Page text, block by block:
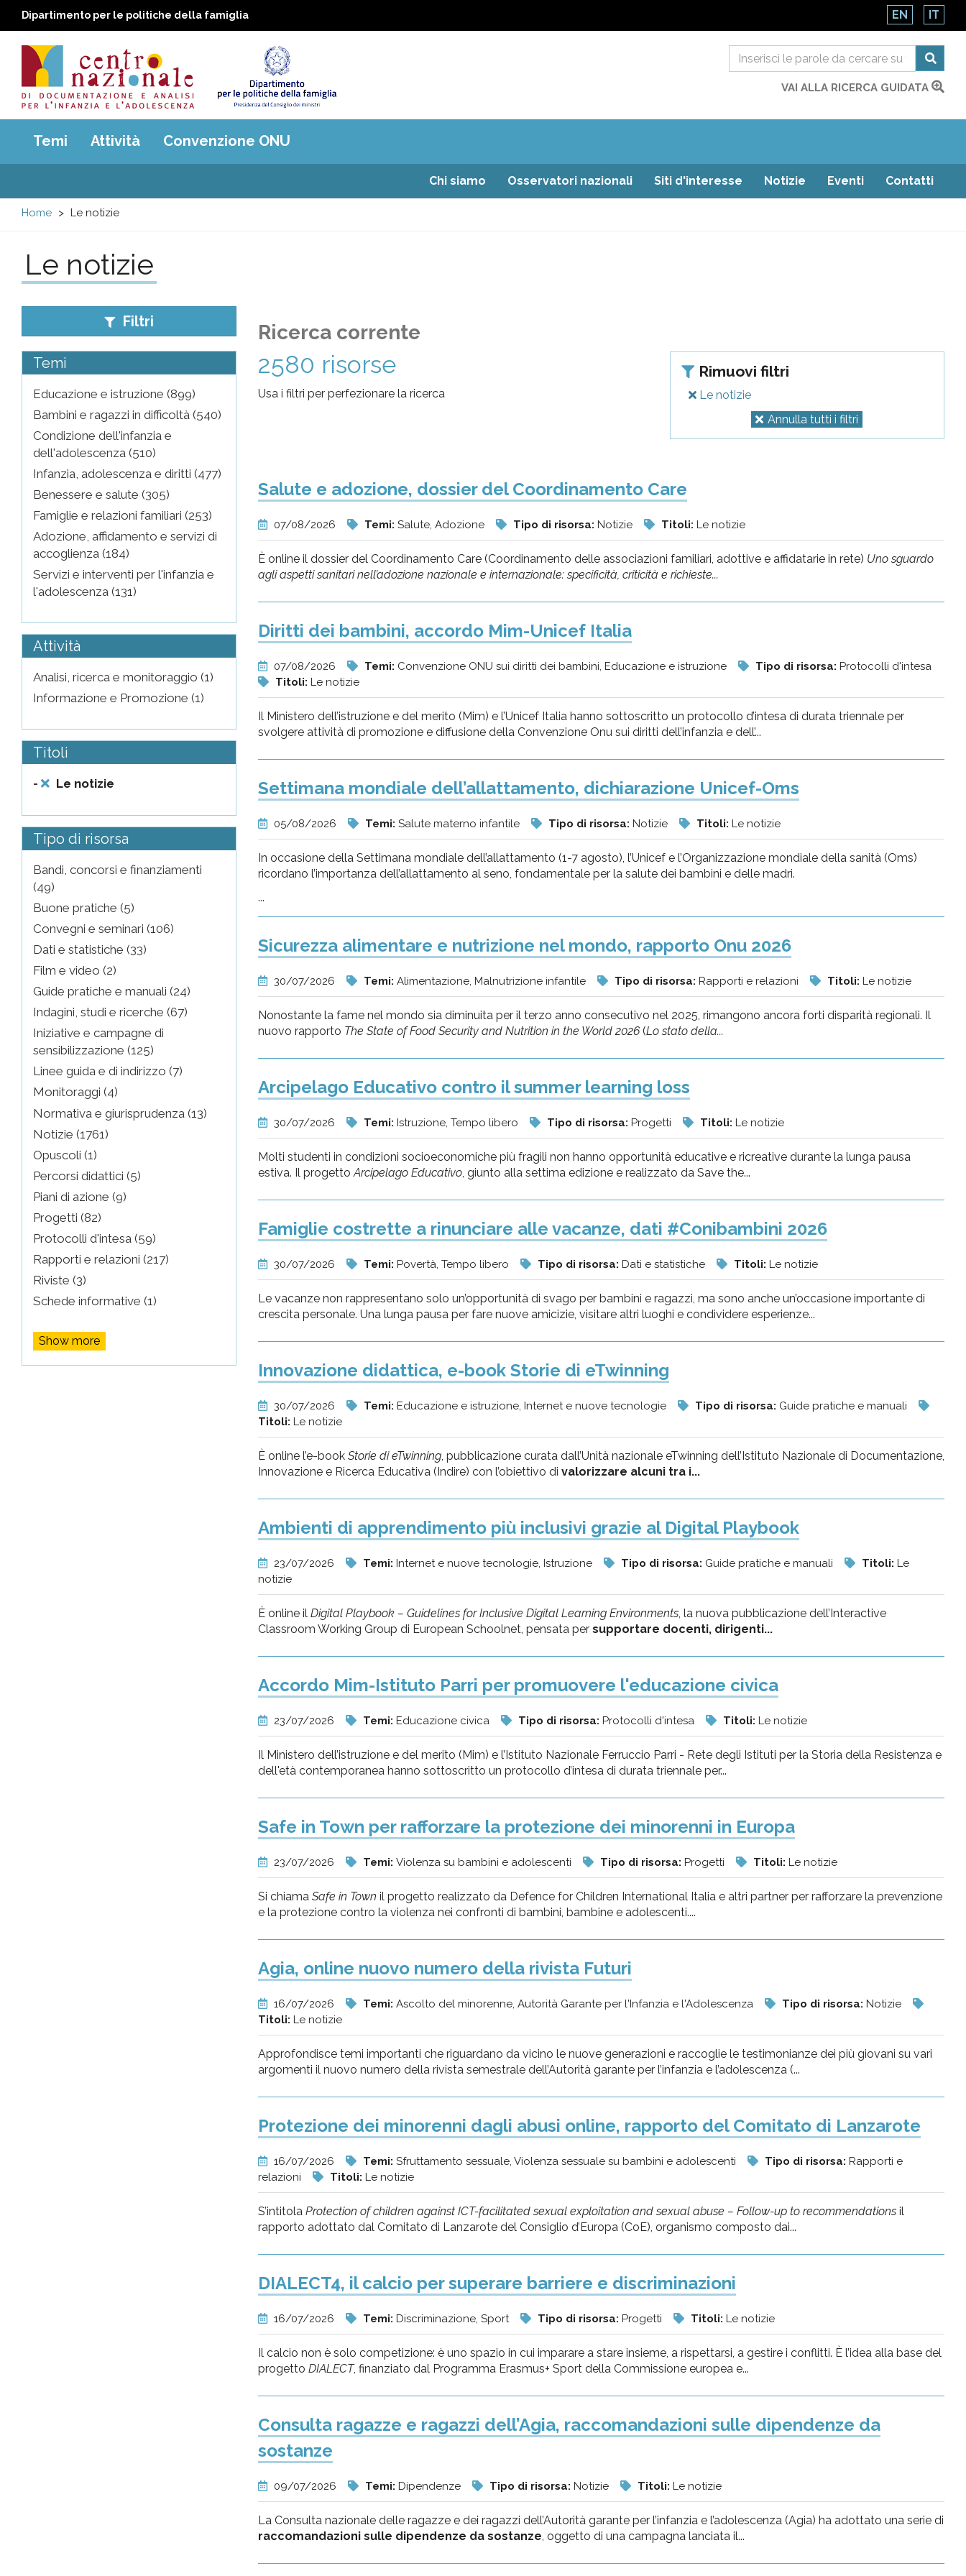
Dipartimento per le politiche della famiglia EN IT
Centro
nazionale
di
e
analisi
pr
l'infanzia
e
l'adolescenza
VAI ALLA RICERCA GUIDATA
Main
menu
Temi Attività Convenzione ONU
Chi siamo Osservatori nazionali Siti d'interesse Notizie Eventi Contatti
Home Le notizie
Le notizie
Filtri
Temi
Educazione e istruzione (899)
Bambini e ragazzi in difficoltà (540)
Condizione dell'infanzia e
dell'adolescenza (510)
Infanzia, adolescenza e diritti (477)
Benessere e salute (305)
Famiglie e relazioni familiari (253)
Adozione, affidamento e servizi di
accoglienza (184)
Servizi e interventi per l'infanzia e
l'adolescenza (131)
Attività
Analisi, ricerca e monitoraggio (1)
Informazione e Promozione (1)
Titoli
- Le notizie
Tipo di risorsa
Bandi, concorsi e finanziamenti
(49)
Buone pratiche (5)
Convegni e seminari (106)
Dati e statistiche (33)
Film e video (2)
Guide pratiche e manuali (24)
Indagini, studi e ricerche (67)
Iniziative e campagne di
sensibilizzazione (125)
Linee guida e di indirizzo (7)
Monitoraggi (4)
Normativa e giurisprudenza (13)
Notizie (1761)
Opuscoli (1)
Percorsi didattici (5)
Piani di azione (9)
Progetti (82)
Protocolli d'intesa (59)
Rapporti e relazioni (217)
Riviste (3)
Schede informative (1)
Show more
Ricerca corrente
2580 risorse
Usa i filtri per perfezionare la ricerca
Rimuovi filtri
Le notizie
Annulla tutti i filtri
Salute e adozione, dossier del Coordinamento Care
07/08/2026 Temi: Salute, Adozione Tipo di risorsa: Notizie Titoli: Le notizie
È online il dossier del Coordinamento Care (Coordinamento delle associazioni familiari, adottive e affidatarie in rete) Uno sguardo
agli aspetti sanitari nell’adozione nazionale e internazionale: specificità, criticità e richieste...
Diritti dei bambini, accordo Mim-Unicef Italia
07/08/2026 Temi: Convenzione ONU sui diritti dei bambini, Educazione e istruzione Tipo di risorsa: Protocolli d'intesa
Titoli: Le notizie
Il Ministero dell’istruzione e del merito (Mim) e l’Unicef Italia hanno sottoscritto un protocollo d’intesa di durata triennale per
svolgere attività di promozione e diffusione della Convenzione Onu sui diritti dell’infanzia e dell’...
Settimana mondiale dell’allattamento, dichiarazione Unicef-Oms
05/08/2026 Temi: Salute materno infantile Tipo di risorsa: Notizie Titoli: Le notizie
In occasione della Settimana mondiale dell’allattamento (1-7 agosto), l’Unicef e l’Organizzazione mondiale della sanità (Oms)
ricordano l’importanza dell’allattamento al seno, fondamentale per la salute dei bambini e delle madri.
...
Sicurezza alimentare e nutrizione nel mondo, rapporto Onu 2026
30/07/2026 Temi: Alimentazione, Malnutrizione infantile Tipo di risorsa: Rapporti e relazioni Titoli: Le notizie
Nonostante la fame nel mondo sia diminuita per il terzo anno consecutivo nel 2025, rimangono ancora forti disparità regionali. Il
nuovo rapporto The State of Food Security and Nutrition in the World 2026(Lo stato della...
Arcipelago Educativo contro il summer learning loss
30/07/2026 Temi: Istruzione, Tempo libero Tipo di risorsa: Progetti Titoli: Le notizie
Molti studenti in condizioni socioeconomiche più fragili non hanno opportunità educative e ricreative durante la lunga pausa
estiva. Il progetto Arcipelago Educativo, giunto alla settima edizione e realizzato da Save the...
Famiglie costrette a rinunciare alle vacanze, dati #Conibambini 2026
30/07/2026 Temi: Povertà, Tempo libero Tipo di risorsa: Dati e statistiche Titoli: Le notizie
Le vacanze non rappresentano solo un’opportunità di svago per bambini e ragazzi, ma sono anche un’occasione importante di
crescita personale. Una lunga pausa per fare nuove amicizie, visitare altri luoghi e condividere esperienze...
Innovazione didattica, e-book Storie di eTwinning
30/07/2026 Temi: Educazione e istruzione, Internet e nuove tecnologie Tipo di risorsa: Guide pratiche e manuali
Titoli: Le notizie
È online l’e-book Storie di eTwinning, pubblicazione curata dall’Unità nazionale eTwinning dell’Istituto Nazionale di Documentazione,
Innovazione e Ricerca Educativa (Indire) con l’obiettivo di valorizzare alcuni tra i...
Ambienti di apprendimento più inclusivi grazie al Digital Playbook
23/07/2026 Temi: Internet e nuove tecnologie, Istruzione Tipo di risorsa: Guide pratiche e manuali Titoli: Le
notizie
È online il Digital Playbook – Guidelines for Inclusive Digital Learning Environments, la nuova pubblicazione dell’Interactive
Classroom Working Group di European Schoolnet, pensata per supportare docenti, dirigenti...
Accordo Mim-Istituto Parri per promuovere l'educazione civica
23/07/2026 Temi: Educazione civica Tipo di risorsa: Protocolli d'intesa Titoli: Le notizie
Il Ministero dell’istruzione e del merito (Mim) e l’Istituto Nazionale Ferruccio Parri - Rete degli Istituti per la Storia della Resistenza e
dell'età contemporanea hanno sottoscritto un protocollo d’intesa di durata triennale per...
Safe in Town per rafforzare la protezione dei minorenni in Europa
23/07/2026 Temi: Violenza su bambini e adolescenti Tipo di risorsa: Progetti Titoli: Le notizie
Si chiama Safe in Town il progetto realizzato da Defence for Children International Italia e altri partner per rafforzare la prevenzione
e la protezione contro la violenza nei confronti di bambini, bambine e adolescenti....
Agia, online nuovo numero della rivista Futuri
16/07/2026 Temi: Ascolto del minorenne, Autorità Garante per l'Infanzia e l'Adolescenza Tipo di risorsa: Notizie
Titoli: Le notizie
Approfondisce temi importanti che riguardano da vicino le nuove generazioni e raccoglie le testimonianze dei più giovani su vari
argomenti il nuovo numero della rivista semestrale dell’Autorità garante per l’infanzia e l’adolescenza (...
Protezione dei minorenni dagli abusi online, rapporto del Comitato di Lanzarote
16/07/2026 Temi: Sfruttamento sessuale, Violenza sessuale su bambini e adolescenti Tipo di risorsa: Rapporti e
relazioni
Titoli: Le notizie
S’intitola Protection of children against ICT-facilitated sexual exploitation and sexual abuse – Follow-up to recommendationsil
rapporto adottato dal Comitato di Lanzarote del Consiglio d’Europa (CoE), organismo composto dai...
DIALECT4, il calcio per superare barriere e discriminazioni
16/07/2026 Temi: Discriminazione, Sport Tipo di risorsa: Progetti Titoli: Le notizie
Il calcio non è solo competizione: è uno spazio in cui imparare a stare insieme, a rispettarsi, a gestire i conflitti. È l’idea alla base del
progetto DIALECT, finanziato dal Programma Erasmus+ Sport della Commissione europea e...
Consulta ragazze e ragazzi dell’Agia, raccomandazioni sulle dipendenze da
sostanze
09/07/2026 Temi: Dipendenze Tipo di risorsa: Notizie Titoli: Le notizie
La Consulta nazionale delle ragazze e dei ragazzi dell’Autorità garante per l’infanzia e l’adolescenza (Agia) ha adottato una serie di
raccomandazioni sulle dipendenze da sostanze , oggetto di una campagna lanciata il...